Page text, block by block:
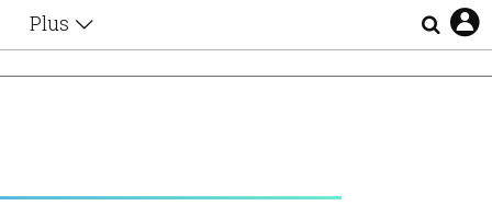
Plus